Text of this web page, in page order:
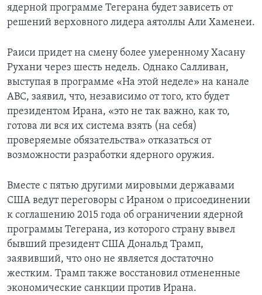
ядерной программе Тегерана будет зависеть от
решений верховного лидера аятоллы Али Хаменеи.
Раиси придет на смену более умеренному Хасану
Рухани через шесть недель. Однако Салливан,
выступая в программе «На этой неделе» на канале
АВС, заявил, что, независимо от того, кто будет
президентом Ирана, «это не так важно, как то,
готова ли вся их система взять (на себя)
проверяемые обязательства» отказаться от
возможности разработки ядерного оружия.
Вместе с пятью другими мировыми державами
США ведут переговоры с Ираном о присоединении
к соглашению 2015 года об ограничении ядерной
программы Тегерана, из которого страну вывел
бывший президент США Дональд Трамп,
заявивший, что оно не является достаточно
жестким. Трамп также восстановил отмененные
экономические санкции против Ирана.